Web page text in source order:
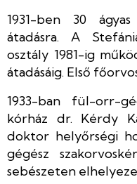
1931-ben 30
átadásra. A
osztály 1981-ig
átadásáig. Első
1933-ban fül-orr-
kórház dr. Kérdy
doktor helyőrségi
gégész
sebészeten